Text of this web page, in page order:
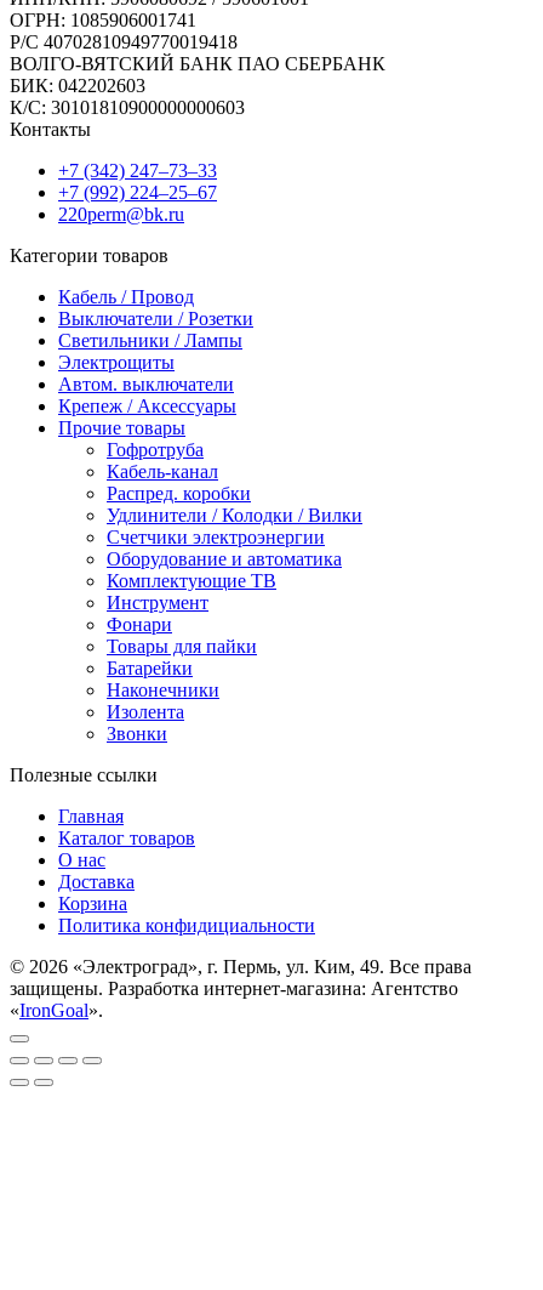
ОГРН: 1085906001741
Р/C 40702810949770019418
ВОЛГО-ВЯТСКИЙ БАНК ПАО СБЕРБАНК
БИК: 042202603
К/С: 30101810900000000603
Контакты
+7 (342) 247‒73‒33
+7 (992) 224‒25‒67
220perm@bk.ru
Категории товаров
Кабель / Провод
Выключатели / Розетки
Светильники / Лампы
Электрощиты
Автом. выключатели
Крепеж / Аксессуары
Прочие товары
Гофротруба
Кабель-канал
Распред. коробки
Удлинители / Колодки / Вилки
Счетчики электроэнергии
Оборудование и автоматика
Комплектующие ТВ
Инструмент
Фонари
Товары для пайки
Батарейки
Наконечники
Изолента
Звонки
Полезные ссылки
Главная
Каталог товаров
О нас
Доставка
Корзина
Политика конфидициальности
© 2026 «Электроград», г. Пермь, ул. Ким, 49. Все права
защищены. Разработка интернет-магазина: Агентство
«IronGoal».